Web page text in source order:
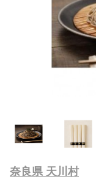
奈良県 天川村